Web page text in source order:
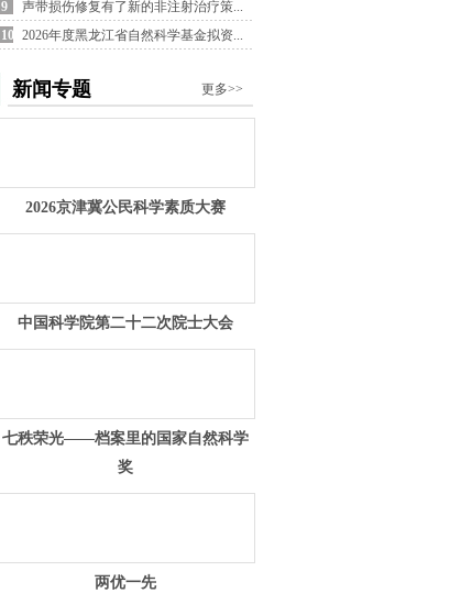
9
声带损伤修复有了新的非注射治疗策...
10 2026年度黑龙江省自然科学基金拟资...
新闻专题 更多>>
2026京津冀公民科学素质大赛
中国科学院第二十二次院士大会
七秩荣光——档案里的国家自然科学
奖
两优一先